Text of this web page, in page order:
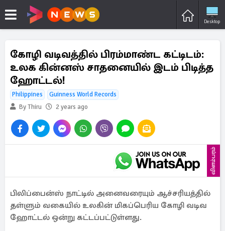
Desktop
கோழி வடிவத்தில் பிரம்மாண்ட கட்டிடம்:
உலக கின்னஸ் சாதனையில் இடம் பிடித்த
ஹோட்டல்!
Philippines
Guinness World Records
By Thiru
2 years ago
விளம்பரம்
பிலிப்பைன்ஸ் நாட்டில் அனைவரையும் ஆச்சரியத்தில்
தள்ளும் வகையில் உலகின் மிகப்பெரிய கோழி வடிவ
ஹோட்டல் ஒன்று கட்டப்பட்டுள்ளது.